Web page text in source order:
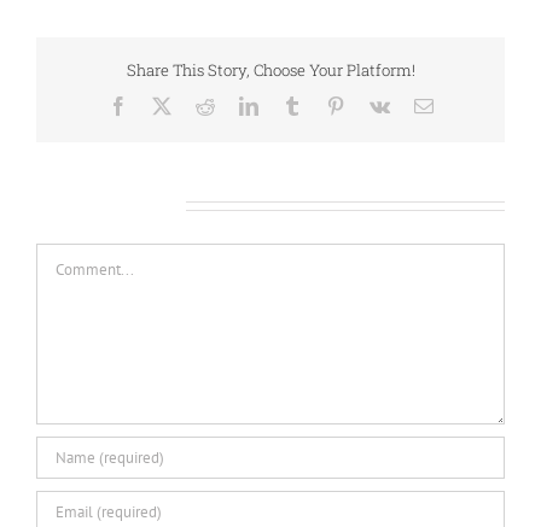
Share This Story, Choose Your Platform!
Facebook RedditLinkedInTumblr Pinterest
Vk Email